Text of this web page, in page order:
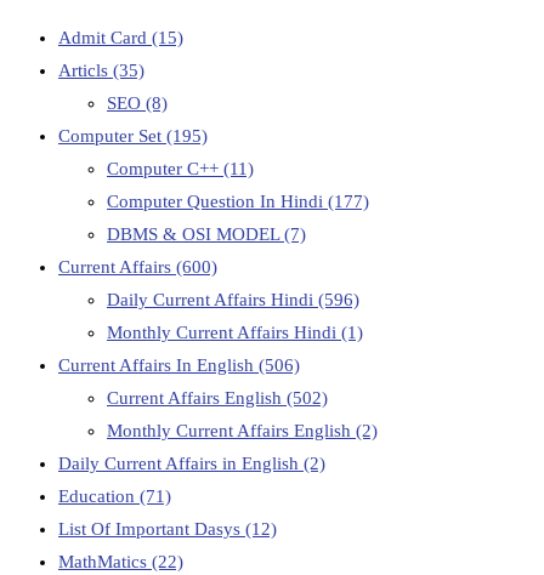
Admit Card (15)
Articls (35)
SEO (8)
Computer Set (195)
Computer C++ (11)
Computer Question In Hindi (177)
DBMS & OSI MODEL(7)
Current Affairs (600)
Daily Current Affairs Hindi (596)
Monthly Current Affairs Hindi (1)
Current Affairs In English (506)
Current Affairs English (502)
Monthly Current Affairs English (2)
Daily Current Affairs in English (2)
Education (71)
List Of Important Dasys (12)
MathMatics (22)